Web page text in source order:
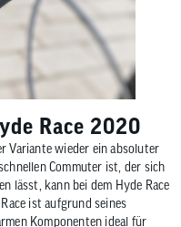
Race 2020
Variante wieder ein absoluter
Commuter ist, der sich
lässt, kann bei dem Hyde Race
ist aufgrund seines
Komponenten ideal für